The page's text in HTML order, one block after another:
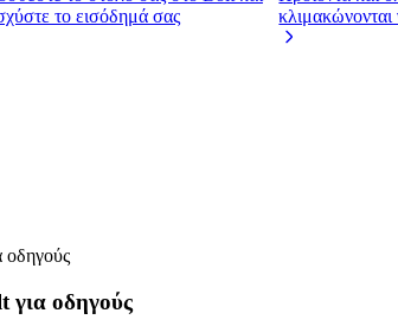
το εισόδημά σας
κλιμακώνονται
οδηγούς
για οδηγούς